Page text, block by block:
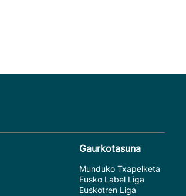
Gaurkotasuna
Munduko Txapelketa
Eusko Label Liga
Euskotren Liga